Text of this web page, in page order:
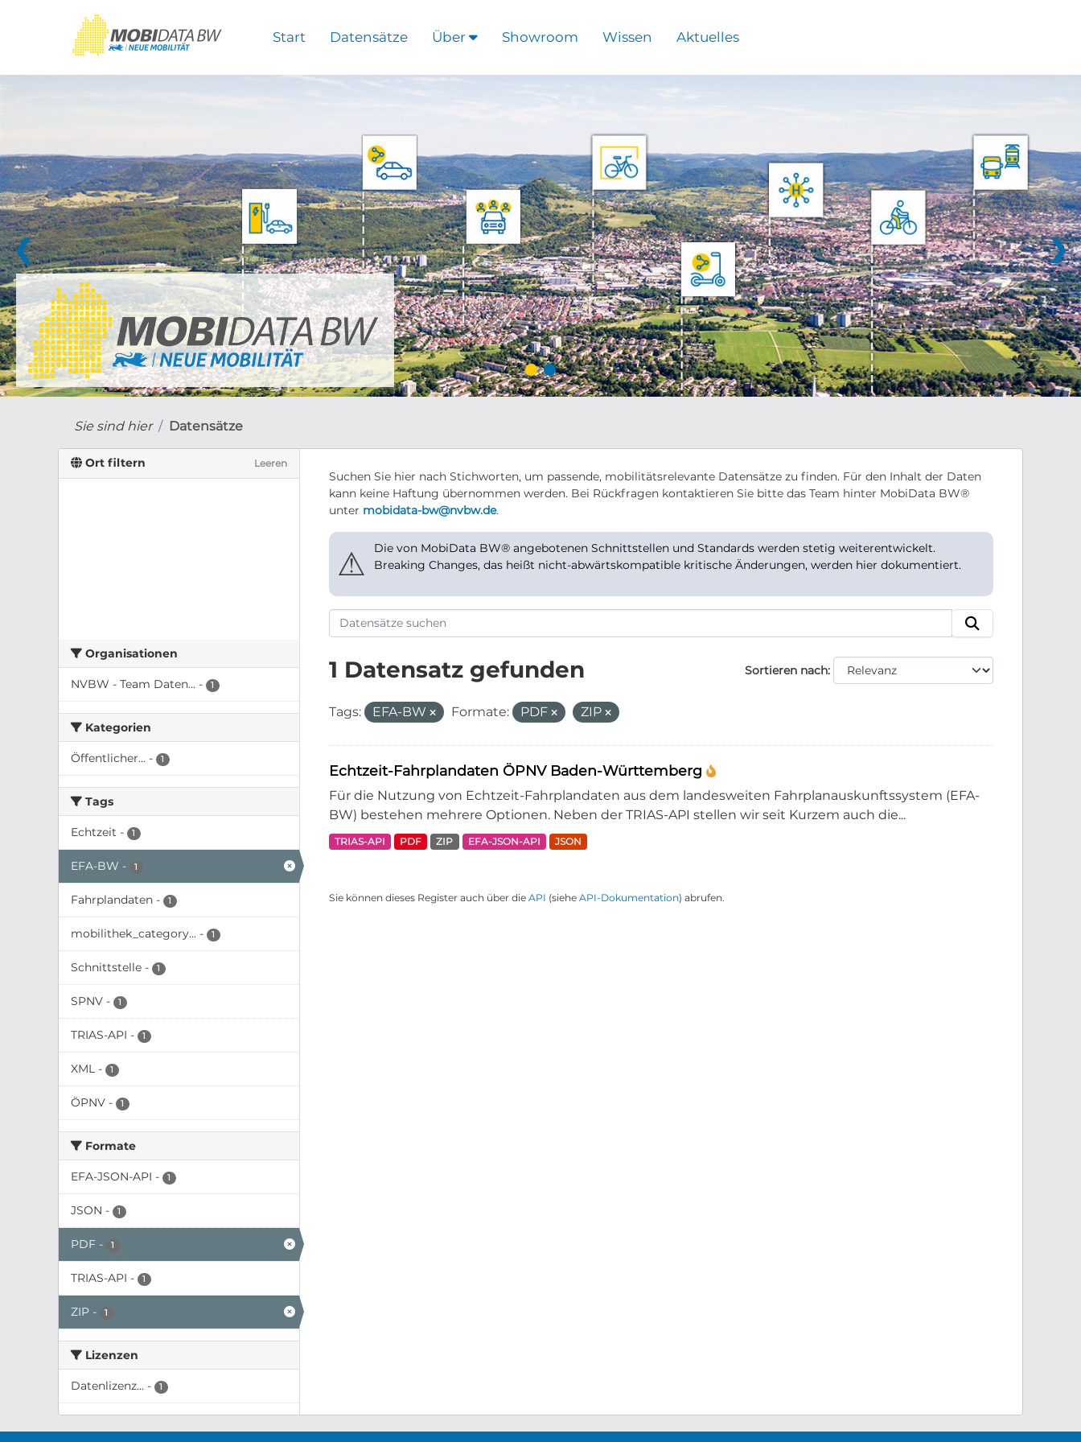
Start Datensätze Über Showroom Wissen Aktuelles
❮ ❯
Sie sind hier Datensätze
Ort filtern Leeren
Organisationen
NVBW - Team Daten... - 1
Kategorien
Öffentlicher... - 1
Tags
Echtzeit - 1
EFA-BW - 1
Fahrplandaten - 1
mobilithek_category... - 1
Schnittstelle - 1
SPNV - 1
TRIAS-API - 1
XML - 1
ÖPNV - 1
Formate
EFA-JSON-API - 1
JSON - 1
PDF - 1
TRIAS-API - 1
ZIP - 1
Lizenzen
Datenlizenz... - 1
Suchen Sie hier nach Stichworten, um passende, mobilitätsrelevante Datensätze zu finden. Für den Inhalt der Daten
kann keine Haftung übernommen werden. Bei Rückfragen kontaktieren Sie bitte das Team hinter MobiData BW®
unter mobidata-bw@nvbw.de.
⚠
Die von MobiData BW® angebotenen Schnittstellen und Standards werden stetig weiterentwickelt.
Breaking Changes, das heißt nicht-abwärtskompatible kritische Änderungen, werden hier dokumentiert.
Sortieren nach
1 Datensatz gefunden
Tags: EFA-BW Formate: PDF ZIP
Echtzeit-Fahrplandaten ÖPNV Baden-Württemberg
Für die Nutzung von Echtzeit-Fahrplandaten aus dem landesweiten Fahrplanauskunftssystem (EFA-
BW) bestehen mehrere Optionen. Neben der TRIAS-API stellen wir seit Kurzem auch die...
TRIAS-API PDF ZIP EFA-JSON-API JSON
Sie können dieses Register auch über die API (siehe API-Dokumentation) abrufen.